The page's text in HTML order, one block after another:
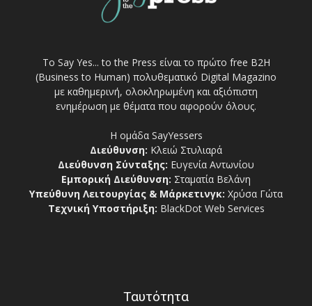
Το Say Yes... to the Press είναι το πρώτο free Β2Η
(Business to Human) πολυθεματικό Digital Magazino
με καθημερινή, ολοκληρωμένη και αξιόπιστη
ενημέρωση με θέματα που αφορούν όλους.
Η ομάδα SayYessers
Διεύθυνση: Κλειώ Στυλιαρά
Διεύθυνση Σύνταξης: Ευγενία Αντωνίου
Εμπορική Διεύθυνση: Σταματία Βελάνη
Υπεύθυνη Λειτουργίας & Μάρκετινγκ: Χρύσα Γώτα
Τεχνική Υποστήριξη: BlackDot Web Services
Ταυτότητα